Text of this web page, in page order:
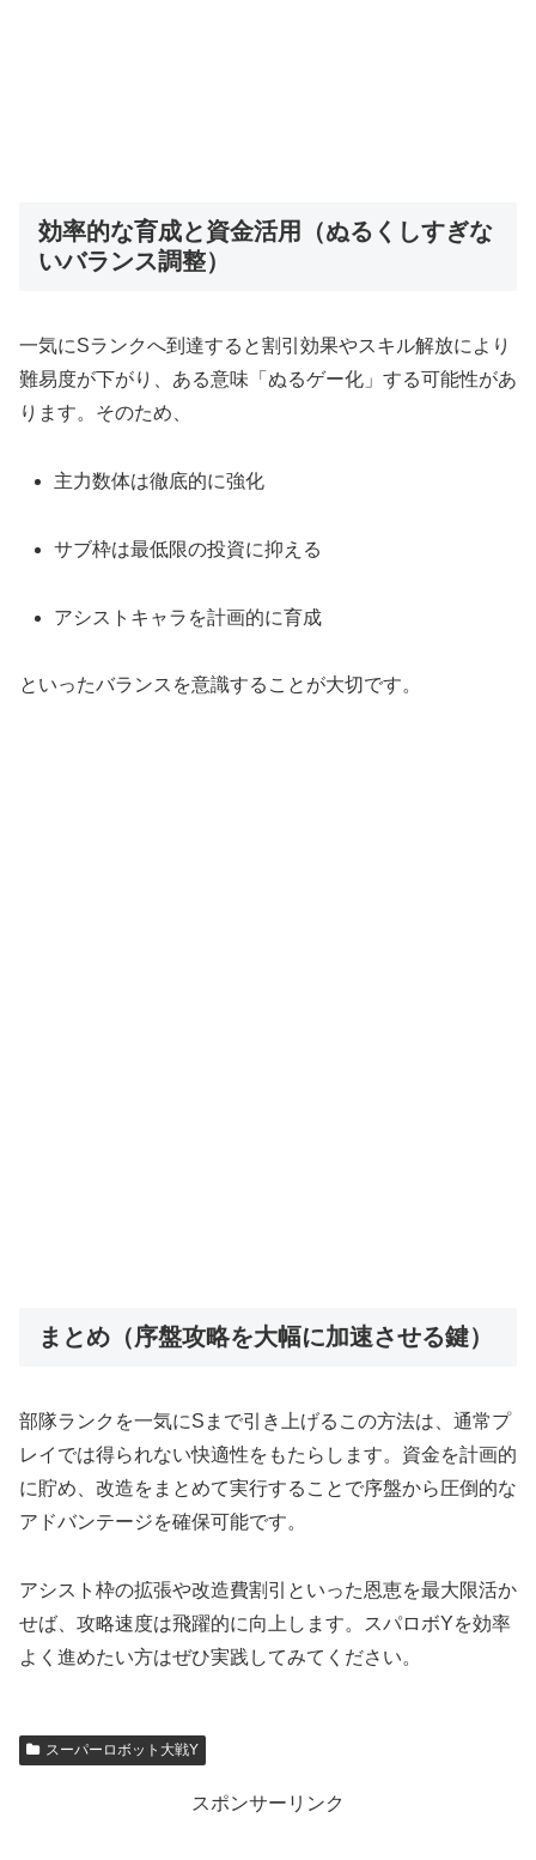
効率的な育成と資金活用（ぬるくしすぎな
いバランス調整）
一気にSランクへ到達すると割引効果やスキル解放により
難易度が下がり、ある意味「ぬるゲー化」する可能性があ
ります。そのため、
主力数体は徹底的に強化
サブ枠は最低限の投資に抑える
アシストキャラを計画的に育成
といったバランスを意識することが大切です。
まとめ（序盤攻略を大幅に加速させる鍵）
部隊ランクを一気にSまで引き上げるこの方法は、通常プ
レイでは得られない快適性をもたらします。資金を計画的
に貯め、改造をまとめて実行することで序盤から圧倒的な
アドバンテージを確保可能です。
アシスト枠の拡張や改造費割引といった恩恵を最大限活か
せば、攻略速度は飛躍的に向上します。スパロボYを効率
よく進めたい方はぜひ実践してみてください。
スーパーロボット大戦Y
スポンサーリンク